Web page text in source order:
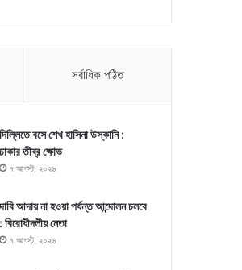
সর্বাধিক পঠিত
দিল্লিতে বসে শেখ হাসিনা উস্কানি :
ঢাকার তীব্র ক্ষোভ
৭ আগস্ট, ২০২৬
দাবি আদায় না হওয়া পর্যন্ত আন্দোলন চলবে
: বিরোধীদলীয় নেতা
৭ আগস্ট, ২০২৬